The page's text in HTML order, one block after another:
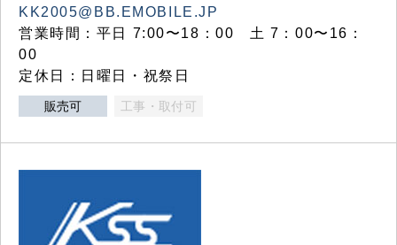
KK2005@BB.EMOBILE.JP
営業時間：平日 7:00〜18：00 土 7：00〜16：
00
定休日：日曜日・祝祭日
販売可 工事・取付可